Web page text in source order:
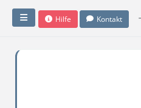
Hilfe Kontakt